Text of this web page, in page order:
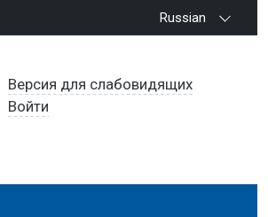
Russian
Версия для слабовидящих
Войти